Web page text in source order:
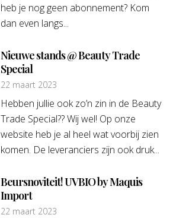
heb je nog geen abonnement? Kom
dan even langs...
Nieuwe stands @ Beauty Trade
Special
22 maart 2023
Hebben jullie ook zo’n zin in de Beauty
Trade Special?? Wij wel! Op onze
website heb je al heel wat voorbij zien
komen. De leveranciers zijn ook druk...
Beursnoviteit! UVBIO by Maquis
Import
22 maart 2023